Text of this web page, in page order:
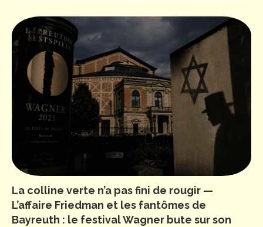
La colline verte n’a pas fini de rougir —
L’affaire Friedman et les fantômes de
Bayreuth : le festival Wagner bute sur son